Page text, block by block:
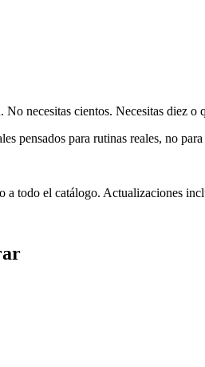
necesitas cientos. Necesitas diez o
pensados para rutinas reales, no
todo el catálogo. Actualizaciones